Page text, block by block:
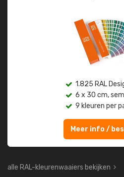
1.825 RAL
6 x 30 cm,
9 kleuren per
Meer info /
alle RAL-kleurenwaaiers bekijken